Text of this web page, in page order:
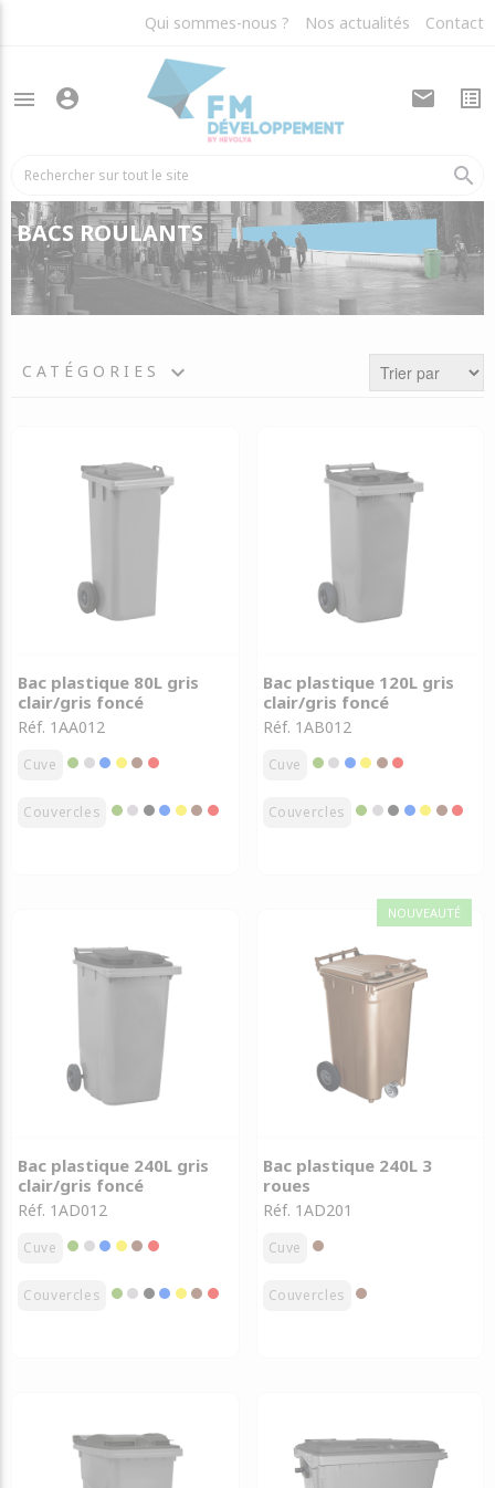
Qui sommes-nous ? Nos actualités Contact
menu account_circle mail list_alt
search
BACS ROULANTS
CATÉGORIES keyboard_arrow_down
Bac plastique 80L gris
clair/gris foncé
Réf. 1AA012
Cuve
Couvercles
Bac plastique 120L gris
clair/gris foncé
Réf. 1AB012
Cuve
Couvercles
Bac plastique 240L gris
clair/gris foncé
Réf. 1AD012
Cuve
Couvercles
NOUVEAUTÉ
Bac plastique 240L 3
roues
Réf. 1AD201
Cuve
Couvercles